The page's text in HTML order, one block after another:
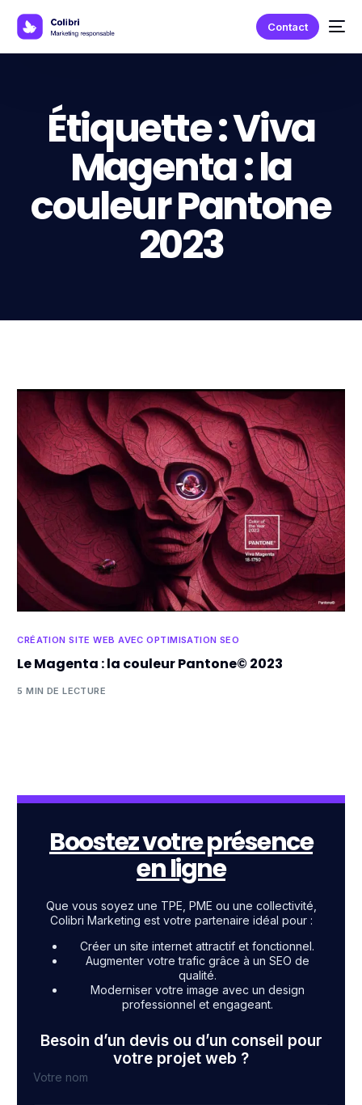
Contact
Étiquette :Viva
Magenta : la
couleur Pantone
2023
CRÉATION SITE WEB AVEC OPTIMISATION SEO
Le Magenta : la couleur Pantone© 2023
5 MIN DE LECTURE
Boostez votre présence
en ligne
Que vous soyez une TPE, PME ou une collectivité,
Colibri Marketing est votre partenaire idéal pour :
Créer un site internet attractif et fonctionnel.
Augmenter votre trafic grâce à un SEO de
qualité.
Moderniser votre image avec un design
professionnel et engageant.
Besoin d’un devis ou d’un conseil pour
votre projet web ?
Votre nom